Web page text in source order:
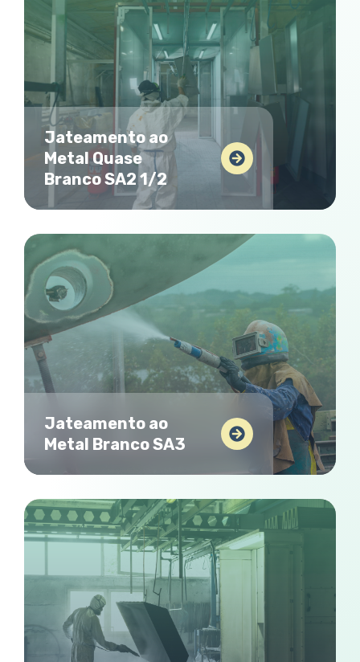
Jateamento ao
Metal Quase
Branco SA2 1/2
Jateamento ao
Metal Branco SA3